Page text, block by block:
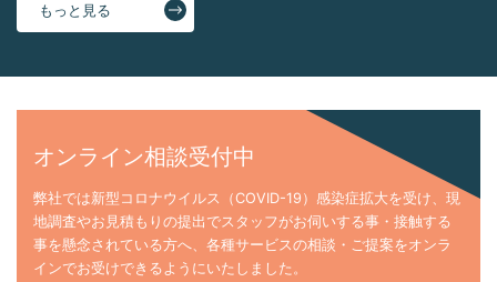
もっと見る
オンライン相談受付中
弊社では新型コロナウイルス（COVID-19）感染症拡大を受け、現
地調査やお見積もりの提出でスタッフがお伺いする事・接触する
事を懸念されている方へ、各種サービスの相談・ご提案をオンラ
インでお受けできるようにいたしました。